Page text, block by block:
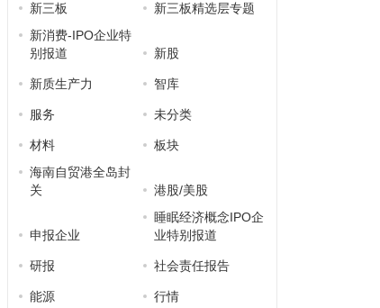
新三板
新三板精选层专题
新消费-IPO企业特
别报道
新股
新质生产力 智库
服务 未分类
材料
板块
海南自贸港全岛封
关
港股/美股
申报企业
睡眠经济概念IPO企
业特别报道
研报 社会责任报告
能源 行情